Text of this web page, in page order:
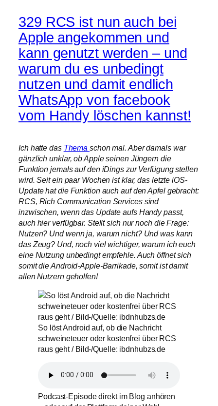
329 RCS ist nun auch bei
Apple angekommen und
kann genutzt werden – und
warum du es unbedingt
nutzen und damit endlich
WhatsApp von facebook
vom Handy löschen kannst!
Ich hatte das Themaschon mal. Aber damals war
gänzlich unklar, ob Apple seinen Jüngern die
Funktion jemals auf den iDings zur Verfügung stellen
wird. Seit ein paar Wochen ist klar, das letzte iOS-
Update hat die Funktion auch auf den Apfel gebracht:
RCS, Rich Communication Services sind
inzwischen, wenn das Update aufs Handy passt,
auch hier verfügbar. Stellt sich nur noch die Frage:
Nutzen? Und wenn ja, warum nicht? Und was kann
das Zeug? Und, noch viel wichtiger, warum ich euch
eine Nutzung unbedingt empfehle. Auch öffnet sich
somit die Android-Apple-Barrikade, somit ist damit
allen Nutzern geholfen!
So löst Android auf, ob die Nachricht
schweineteuer oder kostenfrei über RCS
raus geht / Bild-/Quelle: ibdnhubzs.de
Podcast-Episode direkt im Blog anhören